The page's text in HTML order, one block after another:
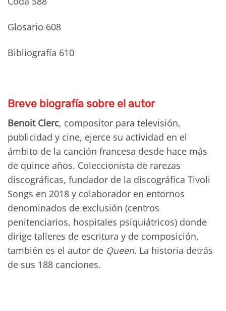
Glosario 608
Bibliografía 610
Breve biografía sobre el autor
Benoit Clerc, compositor para televisión,
publicidad y cine, ejerce su actividad en el
ámbito de la canción francesa desde hace más
de quince años. Coleccionista de rarezas
discográficas, fundador de la discográfica Tivoli
Songs en 2018 y colaborador en entornos
denominados de exclusión (centros
penitenciarios, hospitales psiquiátricos) donde
dirige talleres de escritura y de composición,
también es el autor de Queen. La historia detrás
de sus 188 canciones.